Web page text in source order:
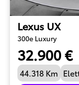
Lexus UX
300e Luxury
32.900 €
44.318 Km